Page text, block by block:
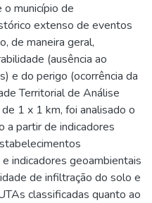
município de
extenso de eventos
de maneira geral,
(ausência ao
e do perigo (ocorrência da
Territorial de Análise
1 x 1 km, foi analisado o
a partir de indicadores
indicadores geoambientais
de infiltração do solo e
classificadas quanto ao